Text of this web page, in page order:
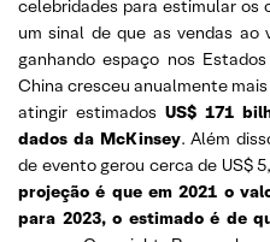
celebridades para estimular os
um sinal de que as vendas ao
ganhando espaço nos
China cresceu anualmente
atingir estimadosUS$ 171
dados da McKinsey. Além
de evento gerou cerca de US$
projeção é que em 2021 o
para 2023, o estimado é de